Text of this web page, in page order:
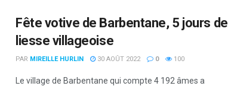
Fête votive de Barbentane, 5 jours de
liesse villageoise
PAR MIREILLE HURLIN 30 AOÛT 2022 0 100
Le village de Barbentane qui compte 4 192 âmes a